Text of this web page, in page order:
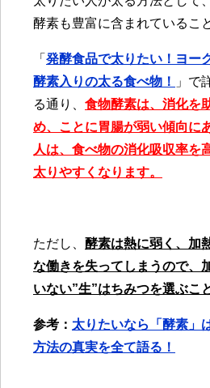
酵素も豊富に含まれているこ
「 発酵食品で太りたい！ヨー
酵素入りの太る食べ物！
」で
る通り、 食物酵素は、消化を
め、ことに胃腸が弱い傾向に
人は、食べ物の消化吸収率を
太りやすくなります。
ただし、 酵素は熱に弱く、加
な働きを失ってしまうので、
いない”生”はちみつを選ぶこ
参考： 太りたいなら「酵素」
方法の真実を全て語る！